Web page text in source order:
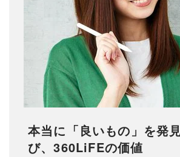
本当に「良いもの」を発
び、360LiFEの価値